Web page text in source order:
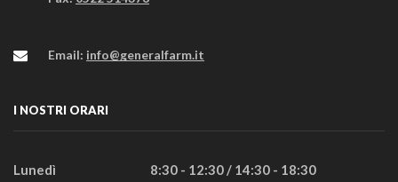
Email: info@generalfarm.it
I NOSTRI ORARI
Lunedì 8:30 - 12:30 / 14:30 - 18:30